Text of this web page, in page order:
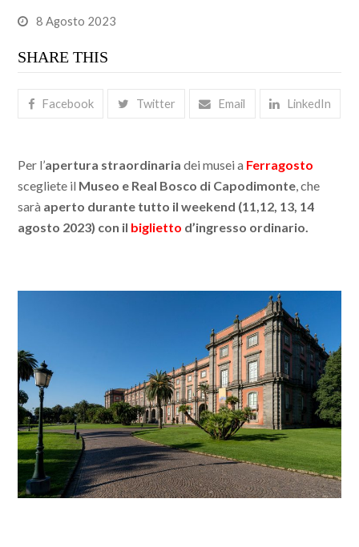
8 Agosto 2023
SHARE THIS
Facebook Twitter Email LinkedIn
Per l’apertura straordinaria dei musei a Ferragosto
scegliete il Museo e Real Bosco di Capodimonte, che
sarà aperto durante tutto il weekend (11,12, 13, 14
agosto 2023) con il biglietto d’ingresso ordinario.